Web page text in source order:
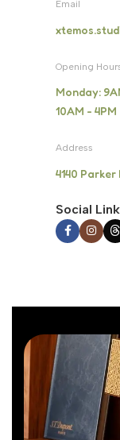
Email
Opening
Monday:
10AM - 4PM
Address
4140 Parker
Social